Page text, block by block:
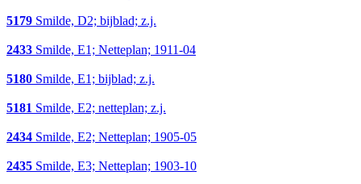
5179 Smilde, D2; bijblad; z.j.
2433 Smilde, E1; Netteplan; 1911-04
5180 Smilde, E1; bijblad; z.j.
5181 Smilde, E2; netteplan; z.j.
2434 Smilde, E2; Netteplan; 1905-05
2435 Smilde, E3; Netteplan; 1903-10